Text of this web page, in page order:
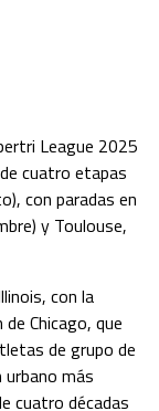
League 2025
cuatro etapas
con paradas en
y Toulouse,
con la
Chicago, que
de grupo de
más
cuatro décadas